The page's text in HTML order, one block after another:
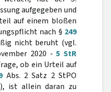
aufgegeben und
auf einem bloßen
nach § 249
nicht beruht (vgl.
2020 -5 StR
ob ein Urteil auf
Abs. 2 Satz 2 StPO
ist allein daran zu